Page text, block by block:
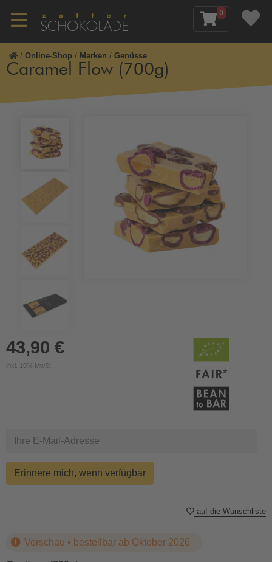
0
/ Online-Shop / Marken / Genüsse
Caramel Flow (700g)
43,90 €
inkl. 10% MwSt.
Vorschau • bestellbar ab Oktober 2026
Erinnere mich, wenn verfügbar
auf die Wunschliste